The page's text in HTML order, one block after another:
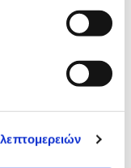
Πλαστική